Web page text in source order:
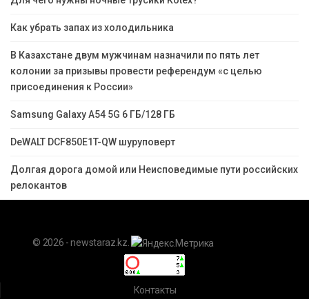
Как убрать запах из холодильника
В Казахстане двум мужчинам назначили по пять лет
колонии за призывы провести референдум «с целью
присоединения к России»
Samsung Galaxy A54 5G 6 ГБ/128 ГБ
DeWALT DCF850E1T-QW шуруповерт
Долгая дорога домой или Неисповедимые пути российских
релокантов
© 2026 - newstaraz.kz.
Контакты